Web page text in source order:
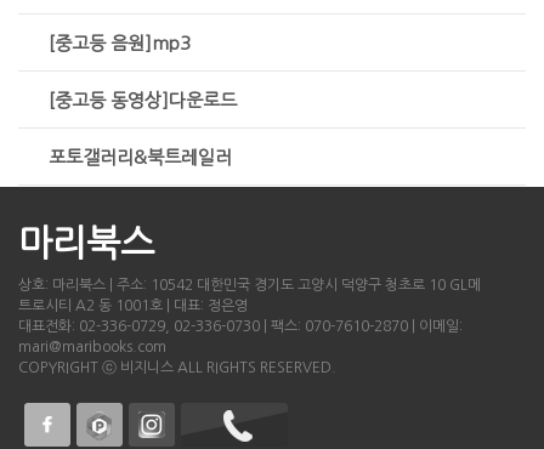
[중고등 음원]mp3
[중고등 동영상]다운로드
포토갤러리&북트레일러
마리북스
상호: 마리북스 | 주소: 10542 대한민국 경기도 고양시 덕양구 청초로 10 GL메
트로시티 A2 동 1001호 | 대표: 정은영
대표전화: 02-336-0729, 02-336-0730 | 팩스: 070-7610-2870 | 이메일:
mari@maribooks.com
COPYRIGHT ⓒ 비지니스 ALL RIGHTS RESERVED.